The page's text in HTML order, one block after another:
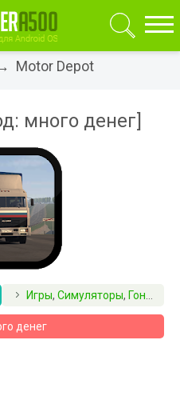
Motor Depot
много денег]
Игры, Симуляторы, Гонки
денег